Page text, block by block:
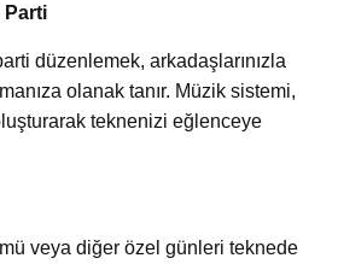
Parti
düzenlemek, arkadaşlarınızla
olanak tanır. Müzik sistemi,
teknenizi eğlenceye
veya diğer özel günleri teknede